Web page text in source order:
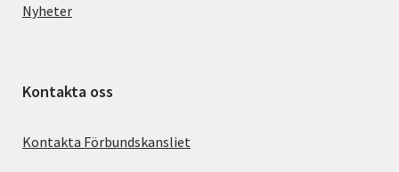
Nyheter
Kontakta oss
Kontakta Förbundskansliet